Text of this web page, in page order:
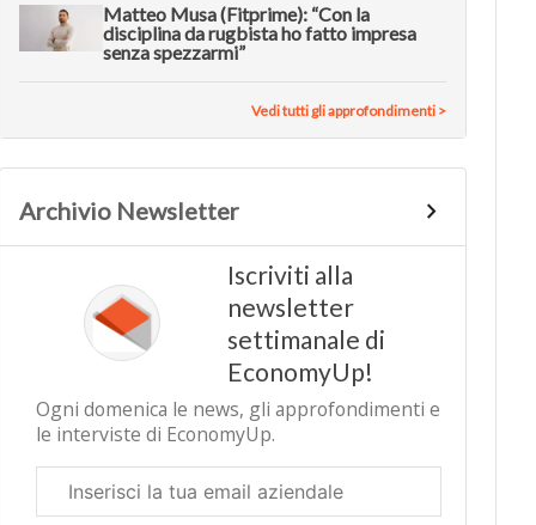
Matteo Musa (Fitprime): “Con la
disciplina da rugbista ho fatto impresa
senza spezzarmi”
Vedi tutti gli approfondimenti >
Archivio Newsletter
Iscriviti alla
newsletter
settimanale di
EconomyUp!
Ogni domenica le news, gli approfondimenti e
le interviste di EconomyUp.
aziendale